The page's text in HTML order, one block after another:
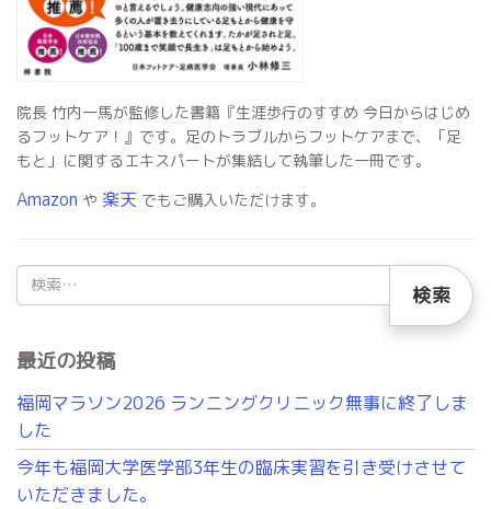
院長 竹内一馬が監修した書籍『生涯歩行のすすめ 今日からはじめ
るフットケア！』です。足のトラブルからフットケアまで、「足
もと」に関するエキスパートが集結して執筆した一冊です。
Amazon や 楽天 でもご購入いただけます。
検
索:
最近の投稿
福岡マラソン2026 ランニングクリニック無事に終了しま
した
今年も福岡大学医学部3年生の臨床実習を引き受けさせて
いただきました。